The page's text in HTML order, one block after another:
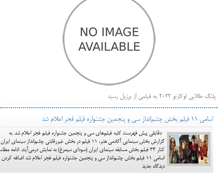
پلنگ طلایی لوکارنو ۲۰۲۲ به فیلمی از برزیل رسید
فهرست فیلم‌های بخش مسابقه جشنواره فیلم ونیز ۲۰۲۲ مشخص شد، سهم پررنگ ایرانی‌ها
بیرون راندن فیلم‌های منتسب به حامیان کرملین از جشنواره کن، راه برای مستقل‌ها باز است
اسامی ۱۱ فیلم بخش چشم‌انداز سی و پنجمین جشنواره فیلم فجر اعلام شد
دقایقی پیش فهرست کلیه فیلم‌های سی و پنجمین جشنواره فیلم فجر اعلام شد. به
گزارش بخش سینمایی آکادمی هنر، 11 فیلم در بخش غیررقابتی چشم‌انداز سینمای
کنار 33 فیلم بخش مسابقه سینمای ایران (سودای سیمرغ) به نمایش درمی‌آیند. ادامه
اسامی ۱۱ فیلم بخش چشم‌انداز سی و پنجمین جشنواره فیلم فجر اعلام شد اضافه کردن
دیدگاه جدید